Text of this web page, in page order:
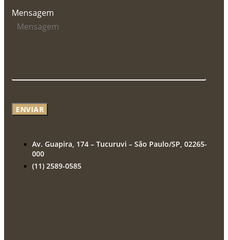
Mensagem
ENVIAR
Av. Guapira, 174 – Tucuruvi – São Paulo/SP, 02265-
000
(11) 2589-0585